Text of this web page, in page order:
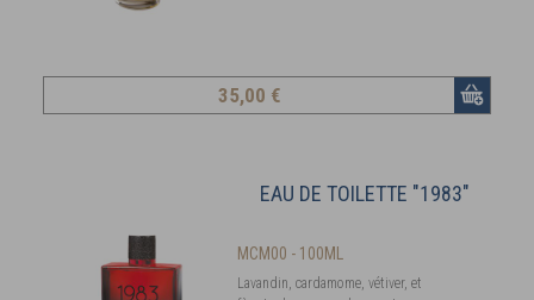
35,00 €
EAU DE TOILETTE "1983"
MCM00 - 100ML
Lavandin, cardamome, vétiver, et